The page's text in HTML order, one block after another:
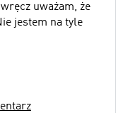
uważam, że
jestem na tyle